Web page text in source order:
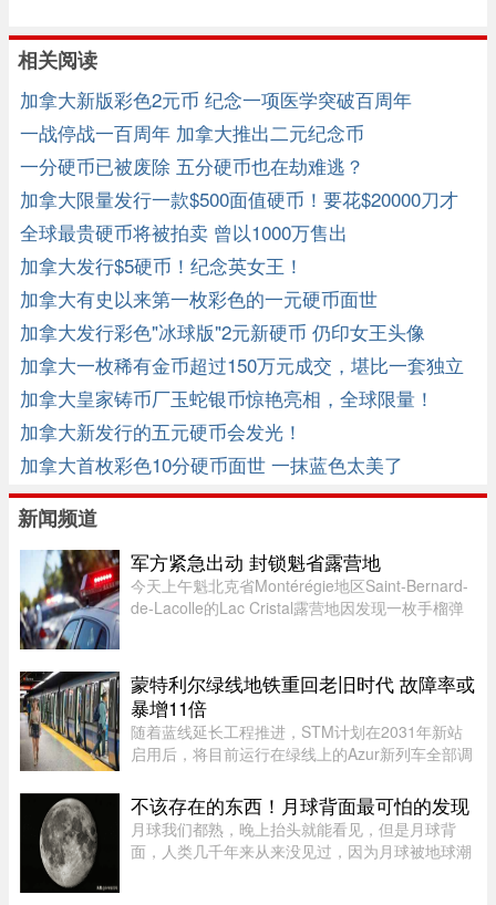
相关阅读
加拿大新版彩色2元币 纪念一项医学突破百周年
一战停战一百周年 加拿大推出二元纪念币
一分硬币已被废除 五分硬币也在劫难逃？
加拿大限量发行一款$500面值硬币！要花$20000刀才
能拿下！
全球最贵硬币将被拍卖 曾以1000万售出
加拿大发行$5硬币！纪念英女王！
加拿大有史以来第一枚彩色的一元硬币面世
加拿大发行彩色"冰球版"2元新硬币 仍印女王头像
加拿大一枚稀有金币超过150万元成交，堪比一套独立
屋
加拿大皇家铸币厂玉蛇银币惊艳亮相，全球限量！
加拿大新发行的五元硬币会发光！
加拿大首枚彩色10分硬币面世 一抹蓝色太美了
新闻频道
军方紧急出动 封锁魁省露营地
今天上午魁北克省Montérégie地区Saint-Bernard-
de-Lacolle的Lac Cristal露营地因发现一枚手榴弹
历史，目前对露营者没有 ...
蒙特利尔绿线地铁重回老旧时代 故障率或
暴增11倍
随着蓝线延长工程推进，STM计划在2031年新站
启用后，将目前运行在绿线上的Azur新列车全部调
客流量最高的绿线可能几乎全部由服役多年的MR-
73老旧列车运营。Projet Montr ...
不该存在的东西！月球背面最可怕的发现
月球我们都熟，晚上抬头就能看见，但是月球背
面，人类几千年来从来没见过，因为月球被地球潮